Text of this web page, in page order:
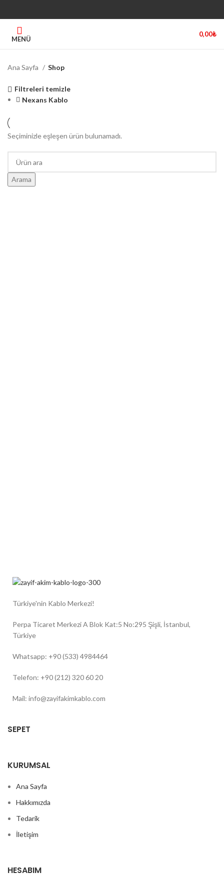
MENÜ
0,00₺
Ana Sayfa Shop
Filtreleri temizle
Nexans Kablo
Seçiminizle eşleşen ürün bulunamadı.
Arama
Türkiye'nin Kablo Merkezi!
Perpa Ticaret Merkezi A Blok Kat:5 No:295 Şişli, İstanbul,
Türkiye
Whatsapp: +90 (533) 4984464
Telefon: +90 (212) 320 60 20
Mail: info@zayifakimkablo.com
SEPET
KURUMSAL
Ana Sayfa
Hakkımızda
Tedarik
İletişim
HESABIM